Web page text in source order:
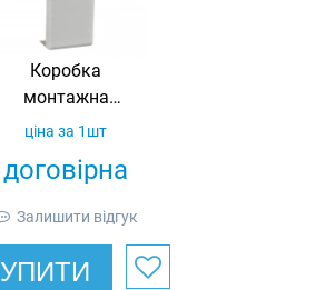
Коробка
монтажна
універсальна під
стандарту 60 Ultra,
договірна
ціна за 1шт
Залишити відгук